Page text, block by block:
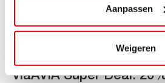
Aanpassen
Weigeren
ViaAVIA Super Deal: